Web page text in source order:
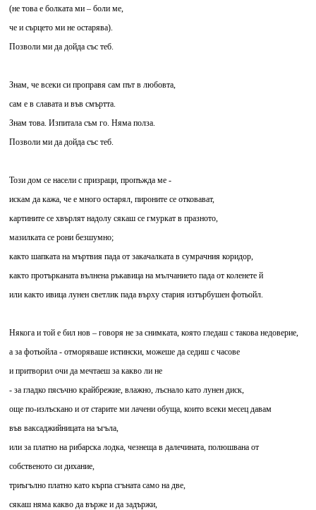
(не това е болката ми – боли ме,
че и сърцето ми не остарява).
Позволи ми да дойда със теб.
Знам, че всеки си проправя сам път в любовта,
сам е в славата и във смъртта.
Знам това. Изпитала съм го. Няма полза.
Позволи ми да дойда със теб.
Този дом се насели с призраци, пропъжда ме -
искам да кажа, че е много остарял, пироните се отковават,
картините се хвърлят надолу сякаш се гмуркат в празното,
мазилката се рони безшумно;
както шапката на мъртвия пада от закачалката в сумрачния коридор,
както протърканата вълнена ръкавица на мълчанието пада от коленете й
или както ивица лунен светлик пада върху стария изтърбушен фотьойл.
Някога и той е бил нов – говоря не за снимката, която гледаш с такова недоверие,
а за фотьойла - отморяваше истински, можеше да седиш с часове
и притворил очи да мечтаеш за какво ли не
- за гладко пясъчно крайбрежие, влажно, лъснало като лунен диск,
още по-излъскано и от старите ми лачени обуща, които всеки месец давам
във ваксаджийницата на ъгъла,
или за платно на рибарска лодка, чезнеща в далечината, полюшвана от
собственото си дихание,
триъгълно платно като кърпа сгъната само на две,
сякаш няма какво да върже и да задържи,